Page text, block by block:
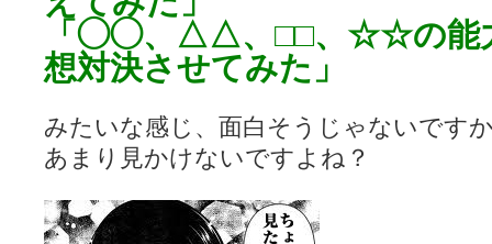
「◯◯、△△、□□、☆☆の能
想対決させてみた」
みたいな感じ、面白そうじゃないです
あまり見かけないですよね？